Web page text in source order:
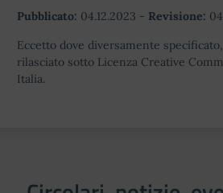
Pubblicato: 04.12.2023 - Revisione:
Eccetto dove diversamente
rilasciato sotto Licenza Creative
Italia.